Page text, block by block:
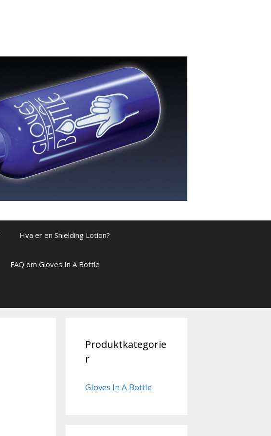
Hva er en Shielding Lotion?
FAQ om Gloves In A Bottle
Produktkategorie
r
Gloves In A Bottle